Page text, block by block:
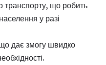
транспорту, що робить
у разі
дає змогу швидко